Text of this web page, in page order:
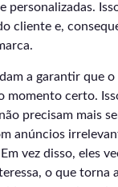
personalizadas.
cliente e,
a garantir que
momento certo.
precisam mais
anúncios
vez disso, eles
o que torna